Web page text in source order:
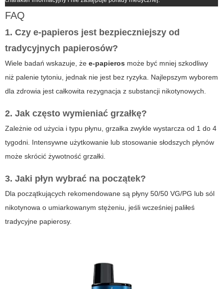
FAQ
1. Czy e-papieros jest bezpieczniejszy od
tradycyjnych papierosów?
Wiele badań wskazuje, że e-papieros może być mniej szkodliwy
niż palenie tytoniu, jednak nie jest bez ryzyka. Najlepszym wyborem
dla zdrowia jest całkowita rezygnacja z substancji nikotynowych.
2. Jak często wymieniać grzałkę?
Zależnie od użycia i typu płynu, grzałka zwykle wystarcza od 1 do 4
tygodni. Intensywne użytkowanie lub stosowanie słodszych płynów
może skrócić żywotność grzałki.
3. Jaki płyn wybrać na początek?
Dla początkujących rekomendowane są płyny 50/50 VG/PG lub sól
nikotynowa o umiarkowanym stężeniu, jeśli wcześniej paliłeś
tradycyjne papierosy.